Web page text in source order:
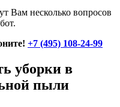
Вам несколько вопросов
+7 (495) 108-24-99
уборки в
пыли